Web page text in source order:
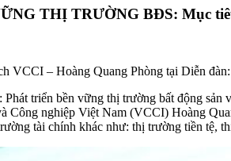
THỊ TRƯỜNG BĐS: Mục
VCCI – Hoàng Quang Phòng tại Diễn
Phát triển bền vững thị trường bất động
Công nghiệp Việt Nam (VCCI) Hoàng
tài chính khác như: thị trường tiền tệ,